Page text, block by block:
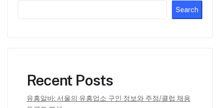
Search
Recent Posts
유흥알바: 서울의 유흥업소 구인 정보와 주점/클럽 채용